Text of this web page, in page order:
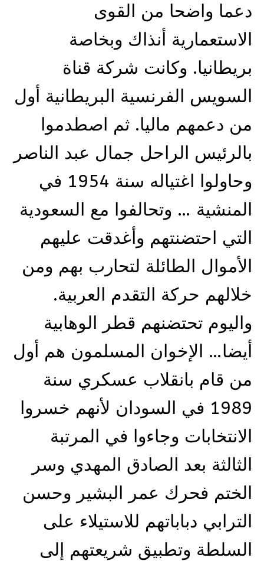
دعما واضحا من القوى
الاستعمارية أنذاك وبخاصة
بريطانيا. وكانت شركة قناة
السويس الفرنسية البريطانية أول
من دعمهم ماليا. ثم اصطدموا
بالرئيس الراحل جمال عبد الناصر
وحاولوا اغتياله سنة 1954 في
المنشية … وتحالفوا مع السعودية
التي احتضنتهم وأغدقت عليهم
الأموال الطائلة لتحارب بهم ومن
خلالهم حركة التقدم العربية.
واليوم تحتضنهم قطر الوهابية
أيضا… الإخوان المسلمون هم أول
من قام بانقلاب عسكري سنة
1989 في السودان لأنهم خسروا
الانتخابات وجاءوا في المرتبة
الثالثة بعد الصادق المهدي وسر
الختم فحرك عمر البشير وحسن
الترابي دباباتهم للاستيلاء على
السلطة وتطبيق شريعتهم إلى